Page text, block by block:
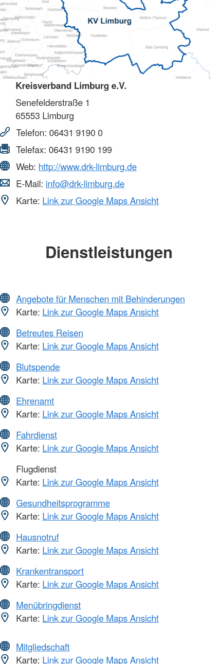
Kreisverband Limburg e.V.
Senefelderstraße 1
65553 Limburg
Telefon: 06431 9190 0
Telefax: 06431 9190 199
Web: http://www.drk-limburg.de
E-Mail: info@drk-limburg.de
Karte: Link zur Google Maps Ansicht
Dienstleistungen
Angebote für Menschen mit Behinderungen
Karte: Link zur Google Maps Ansicht
Betreutes Reisen
Karte: Link zur Google Maps Ansicht
Blutspende
Karte: Link zur Google Maps Ansicht
Ehrenamt
Karte: Link zur Google Maps Ansicht
Fahrdienst
Karte: Link zur Google Maps Ansicht
Flugdienst
Karte: Link zur Google Maps Ansicht
Gesundheitsprogramme
Karte: Link zur Google Maps Ansicht
Hausnotruf
Karte: Link zur Google Maps Ansicht
Krankentransport
Karte: Link zur Google Maps Ansicht
Menübringdienst
Karte: Link zur Google Maps Ansicht
Mitgliedschaft
Karte: Link zur Google Maps Ansicht